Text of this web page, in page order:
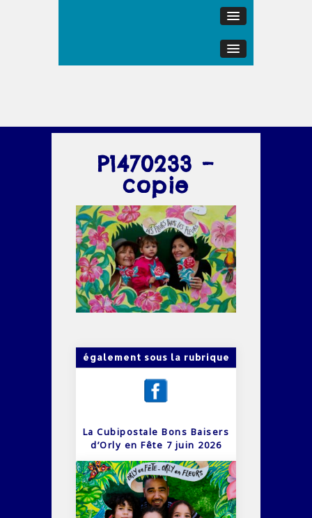
P1470233 –
copie
également sous la rubrique
La Cubipostale Bons Baisers
d’Orly en Fête 7 juin 2026